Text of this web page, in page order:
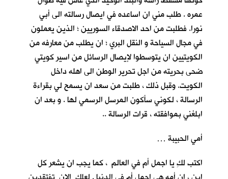
عمره . طلب مني ان اساعده في ايصال رسالته الى أبي
نورا. فطلبت من احد الاصدقاء السوريين ؛ الذين يعملون
في مجال السياحة و النقل البري ؛ ان يطلب من معارفه من
الكويتيين ان يتوسطوا لإيصال الرسائل من اسير كويتي
ضحى بحريته من اجل تحرير الوطن الى اهله داخل
الكويت. وقبل ذلك ، طلبت من سعد ان يسمح لي بقراءة
الرسالة ، لكوني سأكون المرسل الرسمي لها . و بعد ان
ابلغني بموافقته ، قرات الرسالة ..
أمي الحبيبة …
اكتب لكِ يا اجمل أم في العالم ، كما يجب ان يشعر كل